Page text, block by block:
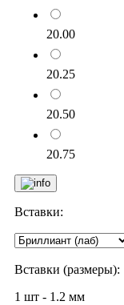
20.00
20.25
20.50
20.75
Вставки:
Вставки (размеры):
1 шт - 1.2 мм